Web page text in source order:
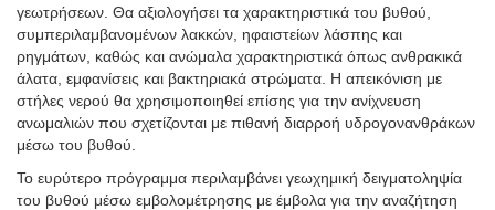
γεωτρήσεων. Θα αξιολογήσει τα χαρακτηριστικά του βυθού,
συμπεριλαμβανομένων λακκών, ηφαιστείων λάσπης και
ρηγμάτων, καθώς και ανώμαλα χαρακτηριστικά όπως ανθρακικά
άλατα, εμφανίσεις και βακτηριακά στρώματα. Η απεικόνιση με
στήλες νερού θα χρησιμοποιηθεί επίσης για την ανίχνευση
ανωμαλιών που σχετίζονται με πιθανή διαρροή υδρογονανθράκων
μέσω του βυθού.
Το ευρύτερο πρόγραμμα περιλαμβάνει γεωχημική δειγματοληψία
του βυθού μέσω εμβολομέτρησης με έμβολα για την αναζήτηση